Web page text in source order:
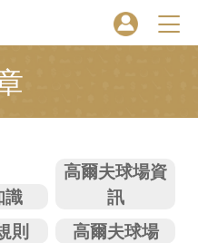
識
高爾夫球場資
訊
則
高爾夫球場